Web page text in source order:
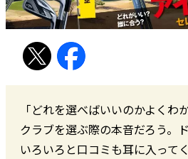
「どれを選べばいいのかよくわ
クラブを選ぶ際の本音だろう。
いろいろと口コミも耳に入って